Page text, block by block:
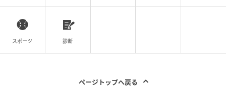
ず。アイデアを実行に移す力が高まり、成果を確実に
手にできます。信頼を積み重ねることで、あなたの存
スポーツ 診断
ページトップへ戻る